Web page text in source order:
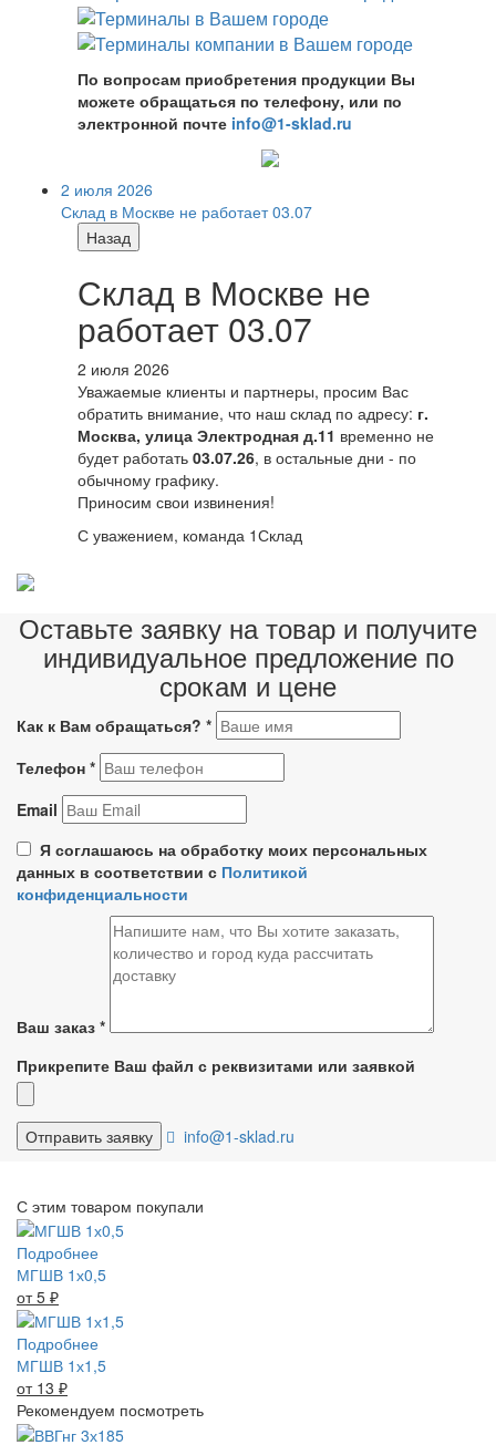
По вопросам приобретения продукции Вы
можете обращаться по телефону, или по
электронной почте info@1-sklad.ru
2 июля 2026
Склад в Москве не работает 03.07
Назад
Склад в Москве не
работает 03.07
2 июля 2026
Уважаемые клиенты и партнеры, просим Вас
обратить внимание, что наш склад по адресу: г.
Москва, улица Электродная д.11 временно не
будет работать 03.07.26, в остальные дни - по
обычному графику.
Приносим свои извинения!
С уважением, команда 1Склад
Оставьте заявку на товар и получите
индивидуальное предложение по
срокам и цене
Как к Вам обращаться? *
Телефон *
Email
Я соглашаюсь на обработку моих персональных
данных в соответствии с Политикой
конфиденциальности
Ваш заказ *
Прикрепите Ваш файл с реквизитами или заявкой
info@1-sklad.ru
С этим товаром покупали
Подробнее
МГШВ 1х0,5
от 5 ₽
Подробнее
МГШВ 1х1,5
от 13 ₽
Рекомендуем посмотреть